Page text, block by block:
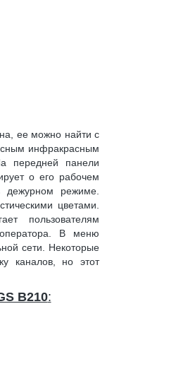
ее можно найти с
инфракрасным
передней панели
о его рабочем
дежурном режиме.
цветами.
пользователям
В меню
сети. Некоторые
каналов, но этот
B210: